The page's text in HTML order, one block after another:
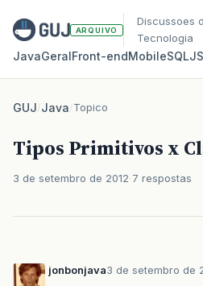
ARQUIVO
Discussoes
Tecnologia
JavaGeralFront‑endMobileSQLJS
GUJ/Java/Topico
Tipos Primitivos x
3 de setembro de 2012 7 respostas
jonbonjava3 de setembro de